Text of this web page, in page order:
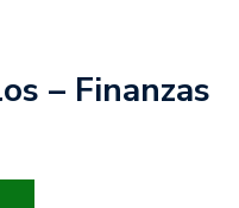
de Uso Prácticos en
– Finanzas